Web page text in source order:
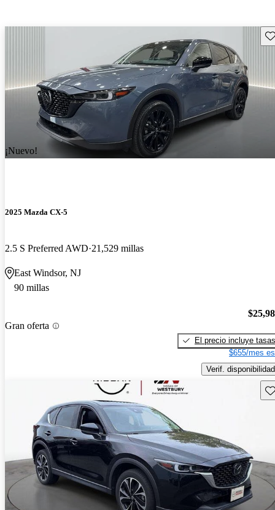
¡Nuevo!
2025 Mazda CX-5
2.5 S Preferred AWD 21,529 millas
East Windsor, NJ
90 millas
Gran oferta
El precio incluye tasas
$655/mes
Verif. disponibilidad